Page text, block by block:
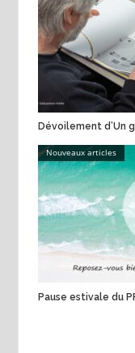
Dévoilement d’Un
Nouveaux articles
Pause estivale du